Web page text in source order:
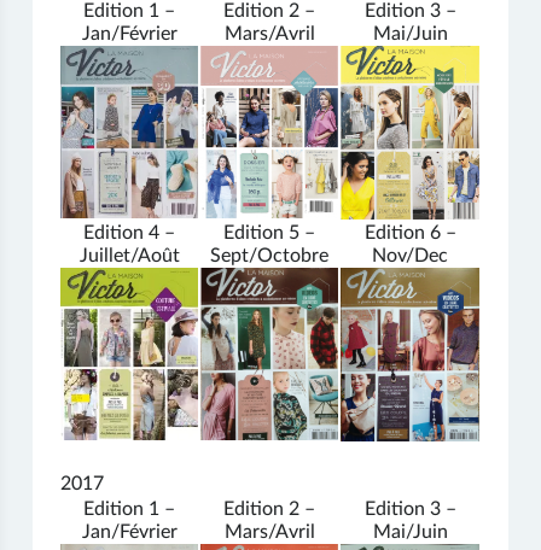
Edition 1 –
Jan/Février
Edition 2 –
Mars/Avril
Edition 3 –
Mai/Juin
Edition 4 –
Juillet/Août
Edition 5 –
Sept/Octobre
Edition 6 –
Nov/Dec
2017
Edition 1 –
Jan/Février
Edition 2 –
Mars/Avril
Edition 3 –
Mai/Juin